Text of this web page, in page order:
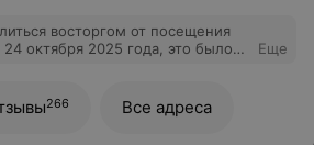
восторгом от посещения
октября 2025 года, это было
. Татьяна точно
зоны и вы топила работу так,
мои задачи. Руки были то
сильными прорабатывая
Еще
266 Все адреса